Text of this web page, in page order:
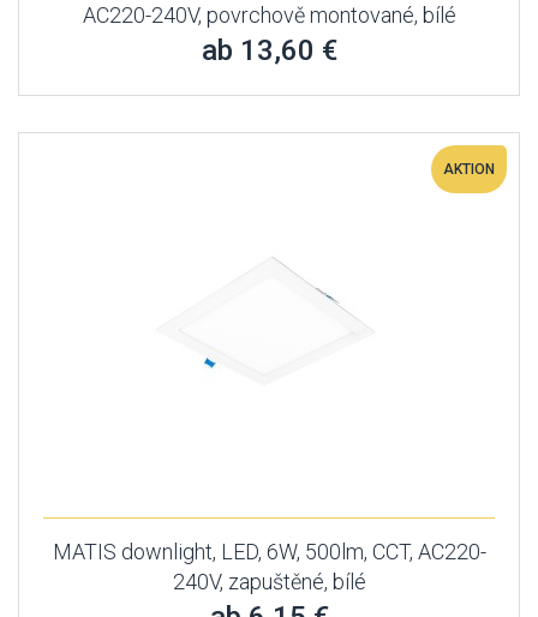
AC220-240V, povrchově montované, bílé
ab 13,60 €
AKTION
MATIS downlight, LED, 6W, 500lm, CCT, AC220-
240V, zapuštěné, bílé